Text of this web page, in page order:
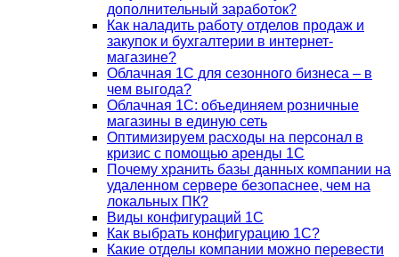
дополнительный заработок?
Как наладить работу отделов продаж и
закупок и бухгалтерии в интернет-
магазине?
Облачная 1С для сезонного бизнеса – в
чем выгода?
Облачная 1С: объединяем розничные
магазины в единую сеть
Оптимизируем расходы на персонал в
кризис с помощью аренды 1С
Почему хранить базы данных компании на
удаленном сервере безопаснее, чем на
локальных ПК?
Виды конфигураций 1С
Как выбрать конфигурацию 1С?
Какие отделы компании можно перевести